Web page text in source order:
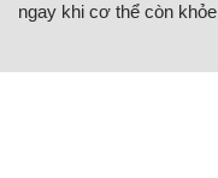
ngay khi cơ thể còn khỏe